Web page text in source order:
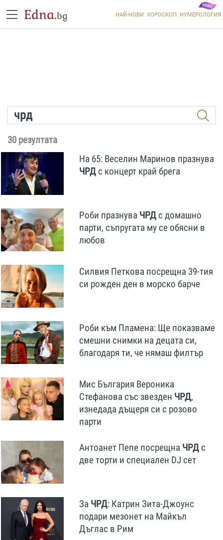
Edna.bg НАЙ-НОВИ ХОРОСКОП НУМЕРОЛОГИЯ
30 резултата
На 65: Веселин Маринов празнува
ЧРД с концерт край брега
Роби празнува ЧРД с домашно
парти, съпругата му се обясни в
любов
Силвия Петкова посрещна 39-тия
си рожден ден в морско барче
Роби към Пламена: Ще показваме
смешни снимки на децата си,
благодаря ти, че нямаш филтър
Мис България Вероника
Стефанова със звезден ЧРД,
изнедада дъщеря си с розово
парти
Антоанет Пепе посрещна ЧРД с
две торти и специален DJ сет
За ЧРД: Катрин Зита-Джоунс
подари мезонет на Майкъл
Дъглас в Рим